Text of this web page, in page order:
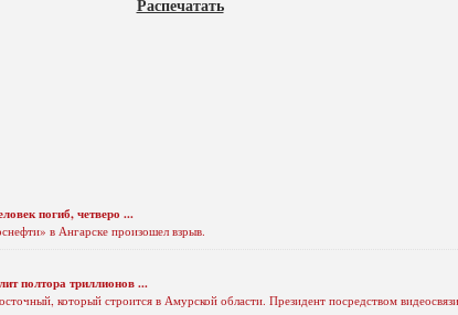
Распечатать
погиб, четверо ...
в Ангарске произошел взрыв.
полтора триллионов ...
который строится в Амурской области. Президент посредством